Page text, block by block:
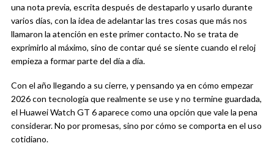
una nota previa, escrita después de destaparlo y usarlo durante
varios días, con la idea de adelantar las tres cosas que más nos
llamaron la atención en este primer contacto. No se trata de
exprimirlo al máximo, sino de contar qué se siente cuando el reloj
empieza a formar parte del día a día.
Con el año llegando a su cierre, y pensando ya en cómo empezar
2026 con tecnología que realmente se use y no termine guardada,
el Huawei Watch GT 6 aparece como una opción que vale la pena
considerar. No por promesas, sino por cómo se comporta en el uso
cotidiano.